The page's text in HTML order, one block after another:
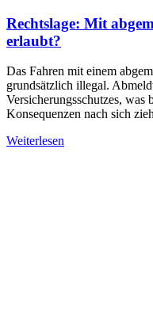
Rechtslage: Mit
erlaubt?
Das Fahren mit einem
grundsätzlich illegal.
Versicherungsschutzes,
Konsequenzen nach sich
Weiterlesen